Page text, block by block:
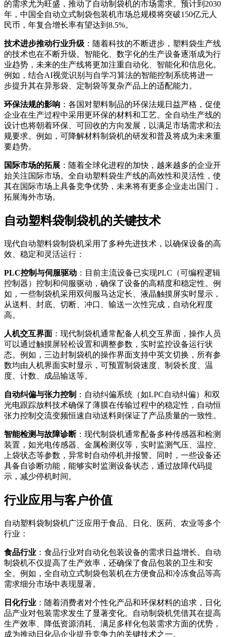
的需求尤为旺盛，推动了自动制袋机的市场需求。预计到2030
年，中国全自动立式制袋包装机市场总规模将突破150亿元人
民币，年复合增长率有望达到8.5%。
技术进步推动行业升级 ：随着科技的不断进步，塑料袋生产线
的技术也在不断升级。智能化、数字化的生产设备逐渐成为行
业趋势，未来的生产线将更加注重自动化、智能化和信息化。
例如，结合AI视觉识别与自学习算法的智能控制系统将进一
步提升其在异形袋、定制袋等复杂产品上的适配能力。
环保法规的影响 ：各国对塑料制品的环保法规日益严格，促使
企业在生产过程中采用更环保的材料和工艺。全自动生产线的
设计也将朝着环保、可回收的方向发展，以满足市场需求和法
规要求。例如，可降解材料制袋机的研发和普及将成为未来重
要趋势。
国际市场的拓展 ：随着全球化进程的加快，越来越多的企业开
始关注国际市场。全自动塑料袋生产线的高效性和灵活性，使
其在国际市场上具备竞争优势，未来将有更多企业走出国门，
拓展海外市场。
自动塑料袋制袋机的关键技术
现代自动塑料袋制袋机采用了多种先进技术，以确保设备的高
效、稳定和灵活运行：
PLC控制与伺服驱动 ：目前主流设备已实现PLC（可编程逻辑
控制器）控制和伺服驱动，确保了设备的高精度和稳定性。例
如，一些制袋机采用双伺服马达定长、液晶触摸屏实时显示，
从送料、封底、切断、冲口、输送一次性完成，自动化程度
高。
人机交互界面 ：现代制袋机通常配备人机交互界面，操作人员
可以通过触摸屏轻松设置和调整参数，实时监控设备运行状
态。例如，三边封制袋机的操作界面支持中英文切换，所有参
数均由人机界面实时显示，可预置制袋速度、制袋长度、温
度、计数、成品输送等。
自动纠偏与张力控制 ：自动纠偏系统（如LPC自动纠偏）和双
光电跟踪放料技术确保了薄膜在传输过程中的稳定性，自动恒
张力控制交流变频恒速自动送料则保证了产品质量的一致性。
智能检测与故障诊断：现代制袋机通常配备多种传感器和检测
装置，如光电传感器、金属检测仪等，实时监测气压、温控、
上袋状态等参数，异常时自动停机并报警。同时，一些设备还
具备自诊断功能，能够实时监测设备状态，通过故障代码提
示，减少停机时间。
行业应用与客户价值
自动塑料袋制袋机广泛应用于食品、日化、医药、农业等多个
行业：
食品行业 ：食品行业对自动化包装设备的需求日益增长。自动
制袋机不仅提高了生产效率，还确保了食品包装的卫生和安
全。例如，全自动立式制袋包装机在方便食品和冷冻食品等高
需求细分市场中表现显著。
日化行业 ：随着消费者对个性化产品和环保材料的追求，日化
品产业对包装需求发生了显著变化。自动制袋机凭借其在提高
生产效率、降低资源消耗、满足多样化包装需求方面的优势，
成为推动日化品企业提升竞争力的关键技术之一。